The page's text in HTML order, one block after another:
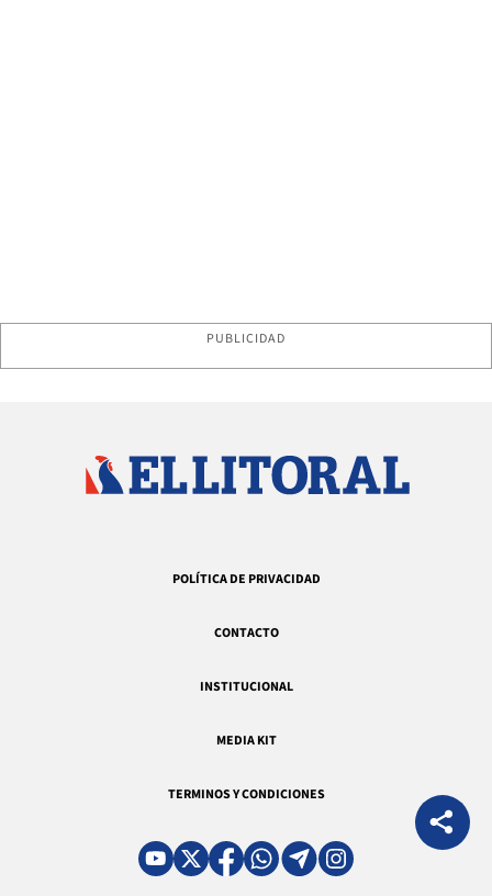
PUBLICIDAD
POLÍTICA DE PRIVACIDAD
CONTACTO
INSTITUCIONAL
MEDIA KIT
TERMINOS Y CONDICIONES